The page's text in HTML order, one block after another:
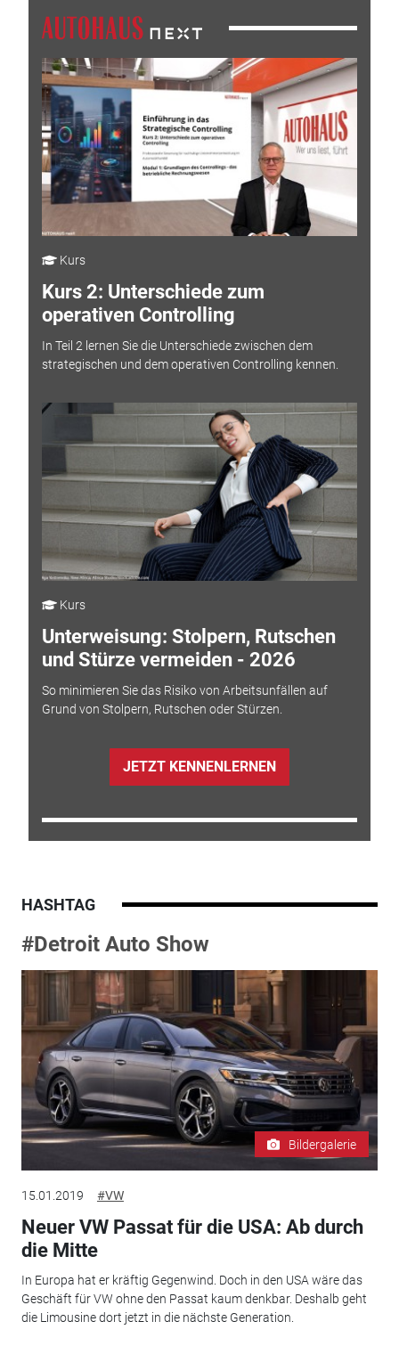
Kurs
Kurs 2: Unterschiede zum
operativen Controlling
In Teil 2 lernen Sie die Unterschiede zwischen dem
strategischen und dem operativen Controlling kennen.
Kurs
Unterweisung: Stolpern, Rutschen
und Stürze vermeiden - 2026
So minimieren Sie das Risiko von Arbeitsunfällen auf
Grund von Stolpern, Rutschen oder Stürzen.
JETZT KENNENLERNEN
HASHTAG
#Detroit Auto Show
Bildergalerie
15.01.2019 #VW
Neuer VW Passat für die USA: Ab durch
die Mitte
In Europa hat er kräftig Gegenwind. Doch in den USA wäre das
Geschäft für VW ohne den Passat kaum denkbar. Deshalb geht
die Limousine dort jetzt in die nächste Generation.